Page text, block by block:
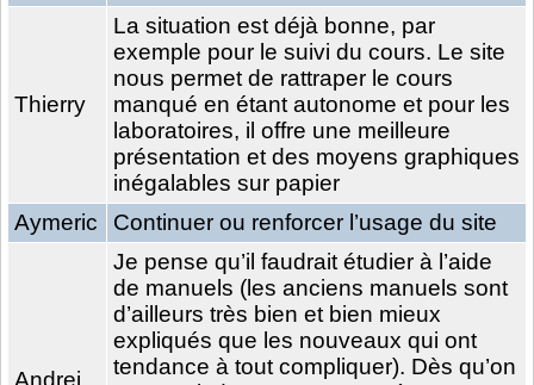
Thierry
La situation est déjà bonne, par
exemple pour le suivi du cours. Le site
nous permet de rattraper le cours
manqué en étant autonome et pour les
laboratoires, il offre une meilleure
présentation et des moyens graphiques
inégalables sur papier
Aymeric
Continuer ou renforcer l’usage du site
Andrei
Je pense qu’il faudrait étudier à l’aide
de manuels (les anciens manuels sont
d’ailleurs très bien et bien mieux
expliqués que les nouveaux qui ont
tendance à tout compliquer). Dès qu’on